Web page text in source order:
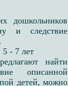
дошкольников
и следствие
5 - 7 лет
найти
описанной
детей, можно